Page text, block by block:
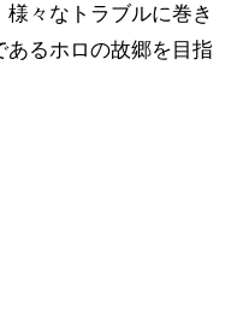
々なトラブルに巻き
るホロの故郷を目指